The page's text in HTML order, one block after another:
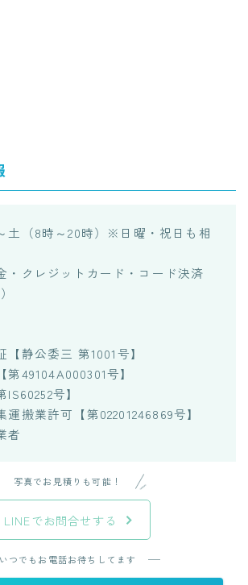
土（8時～20時）※日曜・祝日も相
・クレジットカード・コード決済
静公委三 第1001号】
49104A000301号】
号】
搬業許可【第02201246869号】
者
写真でお見積りも可能！
LINEでお問合せする
いつでもお電話お待ちしてます